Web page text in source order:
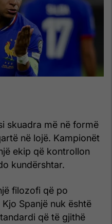
skuadra më në formë
në lojë. Kampionët
ekip që kontrollon
kundërshtar.
filozofi që po
Spanjë nuk është
që të gjithë